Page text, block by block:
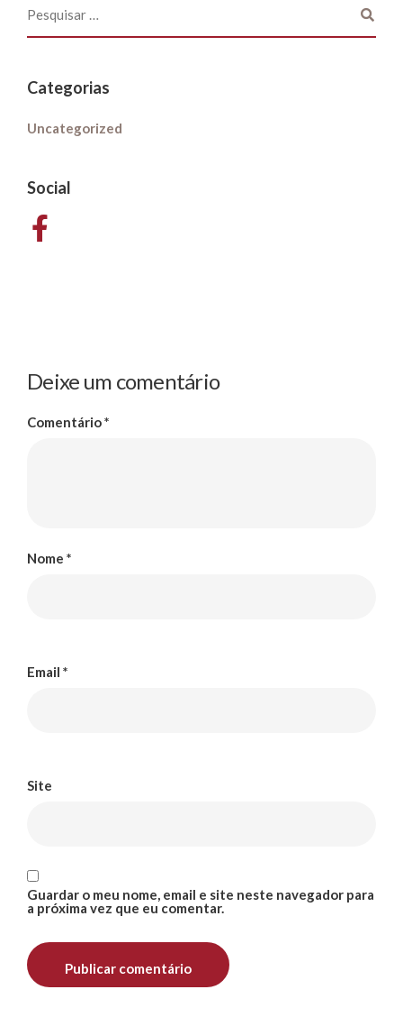
Categorias
Uncategorized
Social
Deixe um comentário
Comentário*
Nome *
Email *
Site
Guardar o meu nome, email e site neste navegador para
a próxima vez que eu comentar.